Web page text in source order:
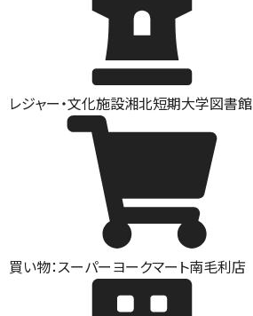
レジャー・文化施設湘北短期大学図書館
買い物：スーパーヨークマート南毛利店